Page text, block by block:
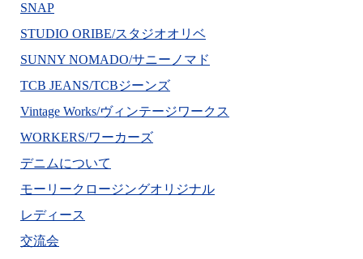
SNAP
STUDIO ORIBE/スタジオオリベ
SUNNY NOMADO/サニーノマド
TCB JEANS/TCBジーンズ
Vintage Works/ヴィンテージワークス
WORKERS/ワーカーズ
デニムについて
モーリークロージングオリジナル
レディース
交流会